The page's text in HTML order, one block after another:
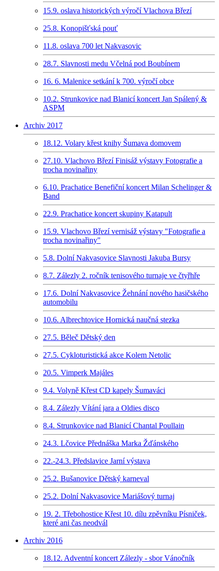
15.9. oslava historických výročí Vlachova Březí
25.8. Konopišťská pouť
11.8. oslava 700 let Nakvasovic
28.7. Slavnosti medu Včelná pod Boubínem
16. 6. Malenice setkání k 700. výročí obce
10.2. Strunkovice nad Blanicí koncert Jan Spálený &
ASPM
Archiv 2017
18.12. Volary křest knihy Šumava domovem
27.10. Vlachovo Březí Finisáž výstavy Fotografie a
trocha novinařiny
6.10. Prachatice Benefiční koncert Milan Schelinger &
Band
22.9. Prachatice koncert skupiny Katapult
15.9. Vlachovo Březí vernisáž výstavy "Fotografie a
trocha novinařiny"
5.8. Dolní Nakvasovice Slavnosti Jakuba Bursy
8.7. Zálezly 2. ročník tenisového turnaje ve čtyřhře
17.6. Dolní Nakvasovice Žehnání nového hasičského
automobilu
10.6. Albrechtovice Hornická naučná stezka
27.5. Běleč Dětský den
27.5. Cykloturistická akce Kolem Netolic
20.5. Vimperk Majáles
9.4. Volyně Křest CD kapely Šumaváci
8.4. Zálezly Vítání jara a Oldies disco
8.4. Strunkovice nad Blanicí Chantal Poullain
24.3. Lčovice Přednáška Marka Žďánského
22.-24.3. Předslavice Jarní výstava
25.2. Bušanovice Dětský karneval
25.2. Dolní Nakvasovice Mariášový turnaj
19. 2. Třebohostice Křest 10. dílu zpěvníku Písniček,
které ani čas neodvál
Archiv 2016
18.12. Adventní koncert Zálezly - sbor Vánočník